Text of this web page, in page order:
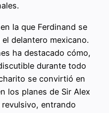
la que Ferdinand se
delantero mexicano.
ha destacado cómo,
durante todo
se convirtió en
los planes de Sir Alex
revulsivo, entrando